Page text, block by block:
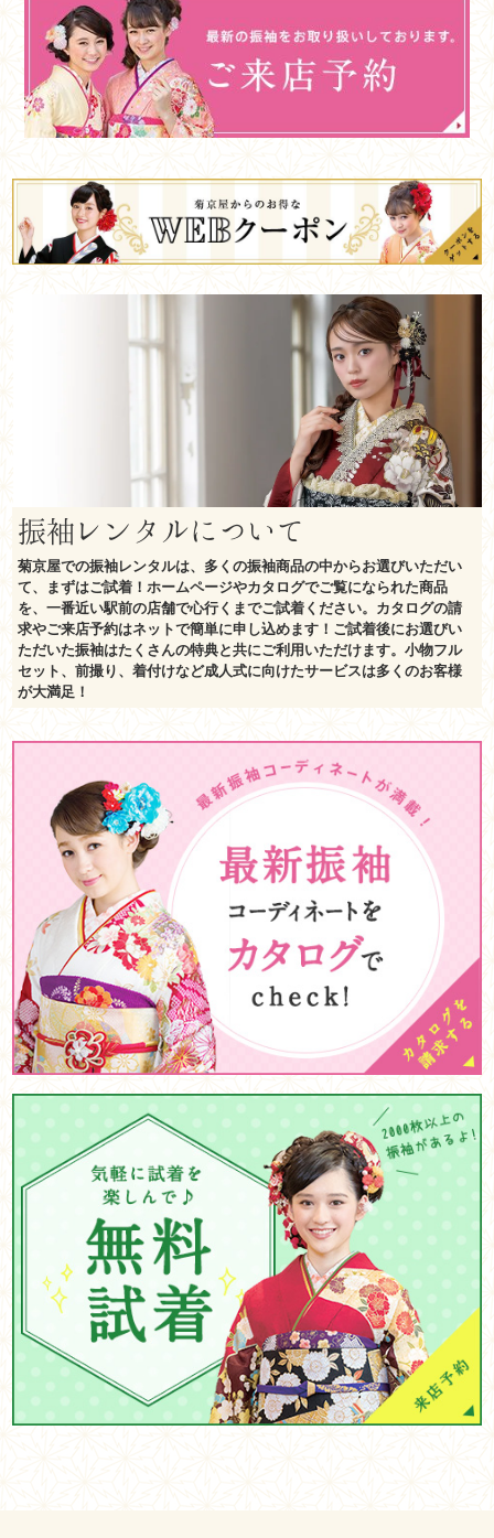
振袖レンタルについて
菊京屋での振袖レンタルは、多くの振袖商品の中からお選びいただい
て、まずはご試着！ホームページやカタログでご覧になられた商品
を、一番近い駅前の店舗で心行くまでご試着ください。カタログの請
求やご来店予約はネットで簡単に申し込めます！ご試着後にお選びい
ただいた振袖はたくさんの特典と共にご利用いただけます。小物フル
セット、前撮り、着付けなど成人式に向けたサービスは多くのお客様
が大満足！